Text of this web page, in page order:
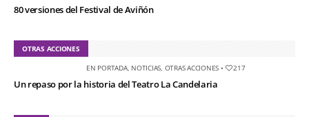
80 versiones del Festival de Aviñón
OTRAS ACCIONES
EN PORTADA, NOTICIAS OTRAS ACCIONES • 217
Un repaso por la historia del Teatro La Candelaria